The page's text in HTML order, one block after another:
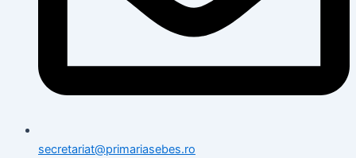
secretariat@primariasebes.ro